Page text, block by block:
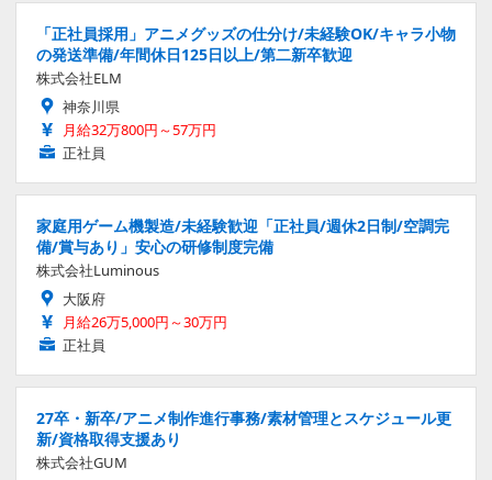
「正社員採用」アニメグッズの仕分け/未経験OK/キャラ小物
の発送準備/年間休日125日以上/第二新卒歓迎
株式会社ELM
神奈川県
月給32万800円～57万円
正社員
家庭用ゲーム機製造/未経験歓迎「正社員/週休2日制/空調完
備/賞与あり」安心の研修制度完備
株式会社Luminous
大阪府
月給26万5,000円～30万円
正社員
27卒・新卒/アニメ制作進行事務/素材管理とスケジュール更
新/資格取得支援あり
株式会社GUM